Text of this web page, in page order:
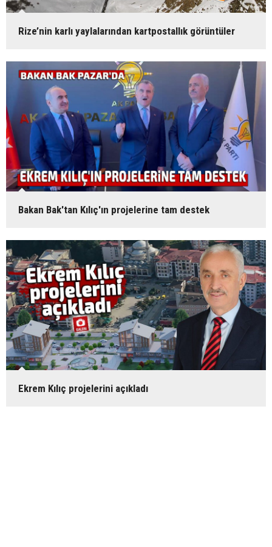
Rize’nin karlı yaylalarından kartpostallık görüntüler
Bakan Bak'tan Kılıç'ın projelerine tam destek
Ekrem Kılıç projelerini açıkladı